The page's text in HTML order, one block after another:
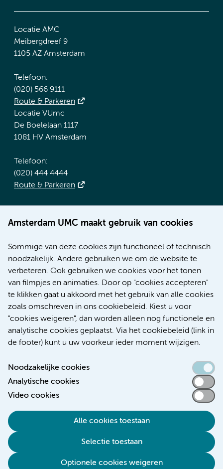
Amsterdam UMC maakt gebruik van cookies
Sommige van deze cookies zijn functioneel of technisch
noodzakelijk. Andere gebruiken we om de website te
verbeteren. Ook gebruiken we cookies voor het tonen
van filmpjes en animaties. Door op "cookies accepteren"
te klikken gaat u akkoord met het gebruik van alle cookies
zoals omschreven in ons cookiebeleid. Kiest u voor
"cookies weigeren", dan worden alleen nog functionele en
analytische cookies geplaatst. Via het cookiebeleid (link in
de footer) kunt u uw voorkeur ieder moment wijzigen.
Noodzakelijke cookies
Analytische cookies
Video cookies
Alle cookies toestaan
Selectie toestaan
Optionele cookies weigeren
Locatie AMC
Meibergdreef 9
1105 AZ Amsterdam
Telefoon:
(020) 566 9111
Route & Parkeren
Locatie VUmc
De Boelelaan 1117
1081 HV Amsterdam
Telefoon:
(020) 444 4444
Route & Parkeren
Werken bij Amsterdam UMC
Nieuws
Educatie Locatie AMC
Educatie Locatie VUmc
Toegankelijkheidsverklaring
Algemene privacyverklaring